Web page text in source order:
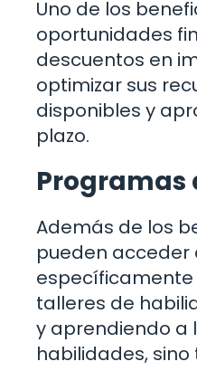
Uno de los
oportunidades
descuentos en
optimizar sus
disponibles y
plazo.
Programas
Además de los
pueden acceder
específicamente
talleres de
y aprendiendo a
habilidades,